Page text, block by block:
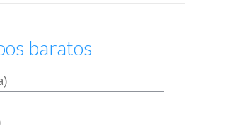
baratos